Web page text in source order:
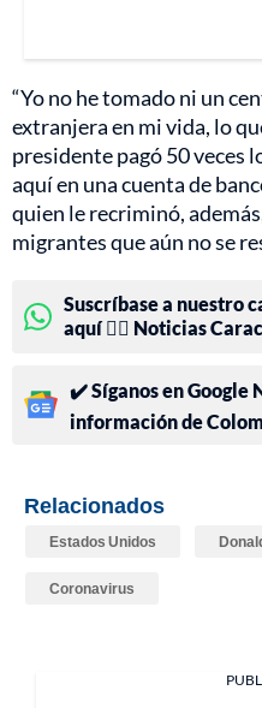
“Yo no he tomado ni un
extranjera en mi vida, lo
presidente pagó 50 veces
aquí en una cuenta de
quien le recriminó,
migrantes que aún no se
Suscríbase a nuestro
aquí 👉🏻 Noticias
✔️ Síganos en Google
información de
Relacionados
Estados Unidos
Coronavirus